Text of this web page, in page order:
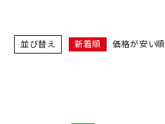
医薬品
並び替え 新着順 価格が安い順